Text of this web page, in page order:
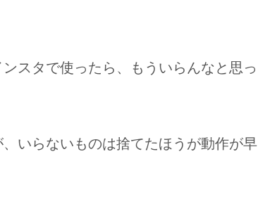
スタで使ったら、もういらんなと思っ
いらないものは捨てたほうが動作が早